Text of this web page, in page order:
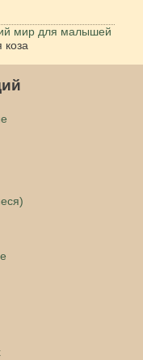
мир для малышей
коза